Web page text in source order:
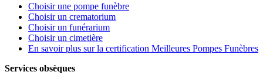
Choisir une pompe funèbre
Choisir un crematorium
Choisir un funérarium
Choisir un cimetière
En savoir plus sur la certification Meilleures Pompes Funèbres
Services obsèques